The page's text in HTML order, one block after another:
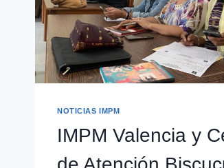
NOTICIAS IMPM
IMPM Valencia y